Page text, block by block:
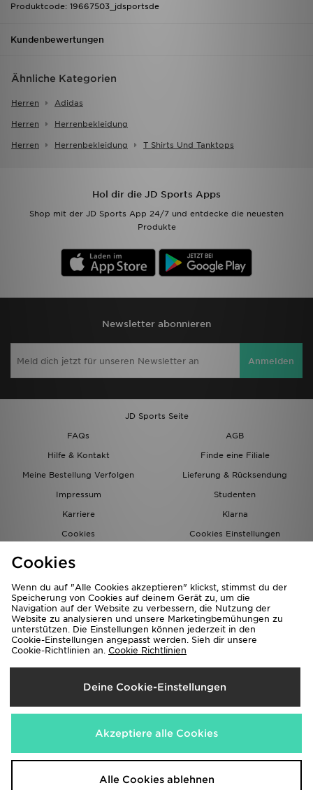
Produktcode: 19667503_jdsportsde
Kundenbewertungen
Ähnliche Kategorien
Herren Adidas
Herren Herrenbekleidung
Herren Herrenbekleidung T Shirts Und Tanktops
Hol dir die JD Sports Apps
Shop mit der JD Sports App 24/7 und entdecke die neuesten
Produkte
Newsletter abonnieren
Anmelden
JD Sports Seite
FAQs
AGB
Hilfe & Kontakt
Finde eine Filiale
Meine Bestellung Verfolgen
Lieferung & Rücksendung
Impressum
Studenten
Karriere
Klarna
Cookies
Cookies Einstellungen
Lieferung Nach
Deutschland
Wir akzeptieren folgende Zahlungsmethoden
Corporate Website www.jdplc.com
Cookies
Wenn du auf "Alle Cookies akzeptieren" klickst, stimmst du der
Speicherung von Cookies auf deinem Gerät zu, um die
Navigation auf der Website zu verbessern, die Nutzung der
Website zu analysieren und unsere Marketingbemühungen zu
unterstützen. Die Einstellungen können jederzeit in den
Cookie-Einstellungen angepasst werden. Sieh dir unsere
Cookie-Richtlinien an. Cookie Richtlinien
Deine Cookie-Einstellungen
Akzeptiere alle Cookies
Alle Cookies ablehnen